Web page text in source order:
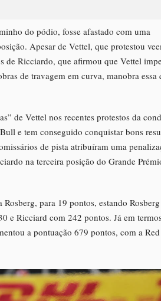
do pódio, fosse afastado com uma
Apesar de Vettel, que protestou
de Ricciardo, que afirmou que Vettel
de travagem em curva, manobra essa
de Vettel nos recentes protestos da
e tem conseguido conquistar bons
de pista atribuíram uma
na terceira posição do Grande
para 19 pontos, estando Rosberg
e Ricciard com 242 pontos. Já em
a pontuação 679 pontos, com a